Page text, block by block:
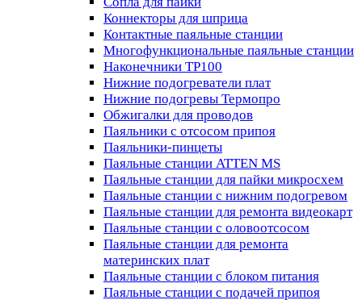
Коннекторы для шприца
Контактные паяльные станции
Многофункциональные паяльные станции
Наконечники TP100
Нижние подогреватели плат
Нижние подогревы Термопро
Обжигалки для проводов
Паяльники с отсосом припоя
Паяльники-пинцеты
Паяльные станции ATTEN MS
Паяльные станции для пайки микросхем
Паяльные станции с нижним подогревом
Паяльные станции для ремонта видеокарт
Паяльные станции с оловоотсосом
Паяльные станции для ремонта
материнских плат
Паяльные станции с блоком питания
Паяльные станции с подачей припоя